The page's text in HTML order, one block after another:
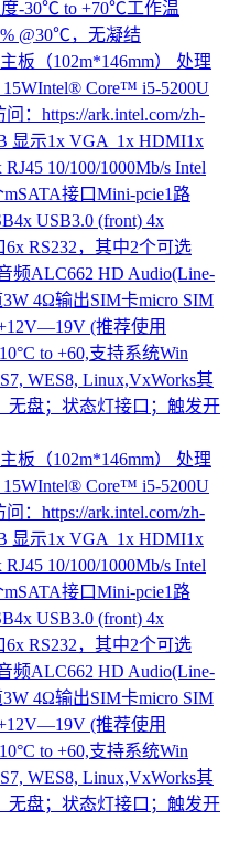
度-30℃ to +70℃工作温
@30℃，无凝结
板（102m*146mm） 处理
Core™ i5-5200U
：https://ark.intel.com/zh-
显示1x VGA 1x HDMI1x
10/100/1000Mb/s Intel
接口Mini-pcie1路
USB3.0 (front) 4x
RS232，其中2个可选
频ALC662 HD Audio(Line-
4Ω输出SIM卡micro SIM
(推荐使用
to +60,支持系统Win
WES8, Linux,VxWorks其
无盘；状态灯接口；触发开
板（102m*146mm） 处理
Core™ i5-5200U
：https://ark.intel.com/zh-
显示1x VGA 1x HDMI1x
10/100/1000Mb/s Intel
接口Mini-pcie1路
USB3.0 (front) 4x
RS232，其中2个可选
频ALC662 HD Audio(Line-
4Ω输出SIM卡micro SIM
(推荐使用
to +60,支持系统Win
WES8, Linux,VxWorks其
无盘；状态灯接口；触发开